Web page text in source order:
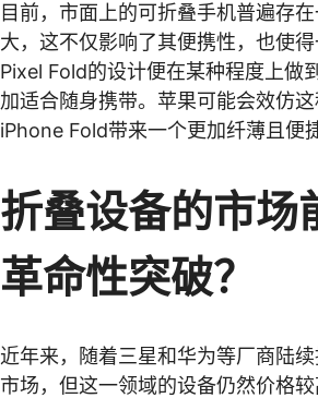
目前，市面上的可折叠手机普遍存
大，这不仅影响了其便携性，也使
Pixel Fold的设计便在某种程度上做
加适合随身携带。苹果可能会效仿
iPhone Fold带来一个更加纤薄且便
折叠设备的市场
革命性突破？
近年来，随着三星和华为等厂商陆
市场，但这一领域的设备仍然价格